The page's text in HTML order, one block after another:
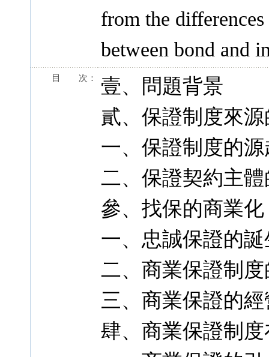
from the
between bond and
目 次：
壹、問題背景
貳、保證制度來
一、保證制度的源
二、保證契約主
參、找保的商業化
一、忠誠保證的誕
二、商業保證制
三、商業保證的
肆、商業保證制